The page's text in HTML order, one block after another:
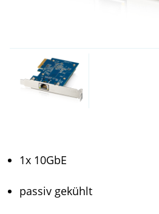
1x 10GbE
passiv gekühlt